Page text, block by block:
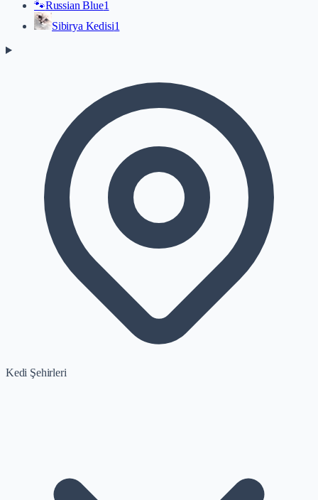
🐾Russian Blue1
Sibirya Kedisi1
Kedi Şehirleri